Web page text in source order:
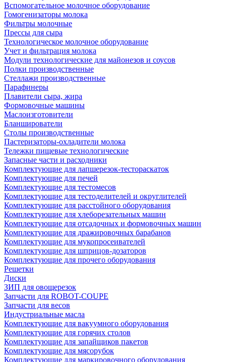
Вспомогательное молочное оборудование
Гомогенизаторы молока
Фильтры молочные
Прессы для сыра
Технологическое молочное оборудование
Учет и фильтрация молока
Модули технологические для майонезов и соусов
Полки производственные
Стеллажи производственные
Парафинеры
Плавители сыра, жира
Формовочные машины
Маслоизготовители
Бланширователи
Столы производственные
Пастеризаторы-охладители молока
Тележки пищевые технологические
Запасные части и расходники
Комплектующие для лапшерезок-тестораскаток
Комплектующие для печей
Комплектующие для тестомесов
Комплектующие для тестоделителей и округлителей
Комплектующие для расстойного оборудования
Комплектующие для хлеборезательных машин
Комплектующие для отсадочных и формовочных машин
Комплектующие для дражировочных барабанов
Комплектующие для мукопросеивателей
Комплектующие для шприцов-дозаторов
Комплектующие для прочего оборудования
Решетки
Диски
ЗИП для овощерезок
Запчасти для ROBOT-COUPE
Запчасти для весов
Индустриальные масла
Комплектующие для вакуумного оборудования
Комплектующие для горячих столов
Комплектующие для запайщиков пакетов
Комплектующие для мясорубок
Комплектующие для маркировочного оборудования